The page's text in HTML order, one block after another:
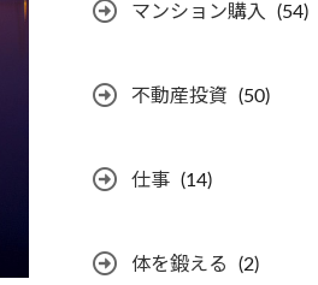
マンション購入 (54)
不動産投資 (50)
仕事 (14)
体を鍛える (2)